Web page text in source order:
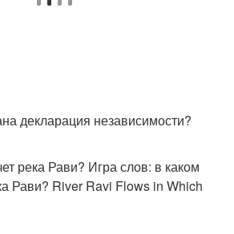
декларация независимости?
река Рави? Игра слов: в каком
Рави? River Ravi Flows in Which